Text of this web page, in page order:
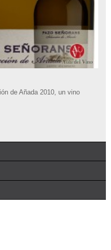
ha traído a España
de Añada 2010, un vino